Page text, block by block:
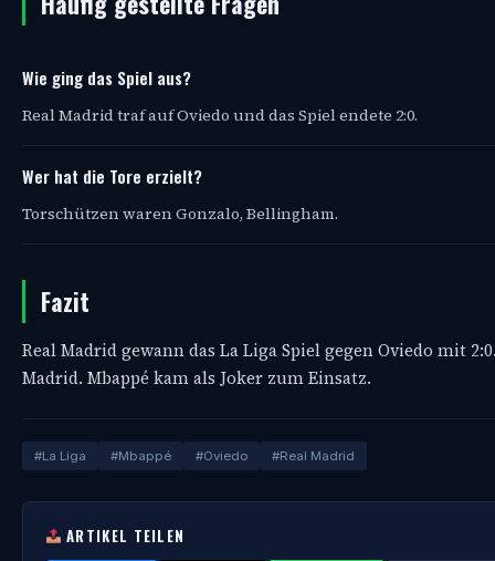
Wie ging das Spiel aus?
Real Madrid traf auf Oviedo und das Spiel endete 2:0.
Wer hat die Tore erzielt?
Torschützen waren Gonzalo, Bellingham.
Fazit
Real Madrid gewann das La Liga Spiel gegen Oviedo mit
Madrid. Mbappé kam als Joker zum Einsatz.
#La Liga #Mbappé #Oviedo #Real Madrid
ARTIKEL TEILEN